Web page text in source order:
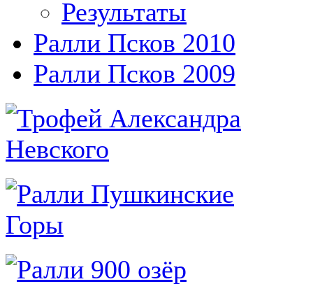
Результаты
Ралли Псков 2010
Ралли Псков 2009